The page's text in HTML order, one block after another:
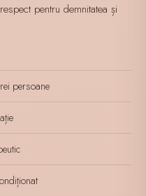
pentru demnitatea și
persoane